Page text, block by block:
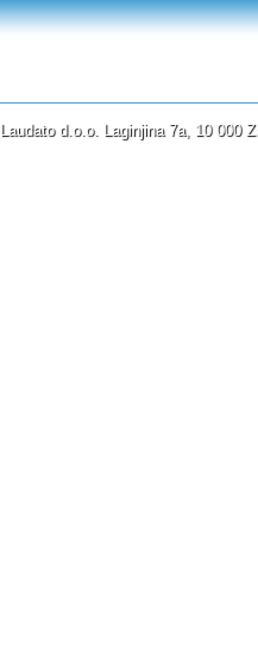
Laudato d.o.o. Laginjina 7a, 10 000